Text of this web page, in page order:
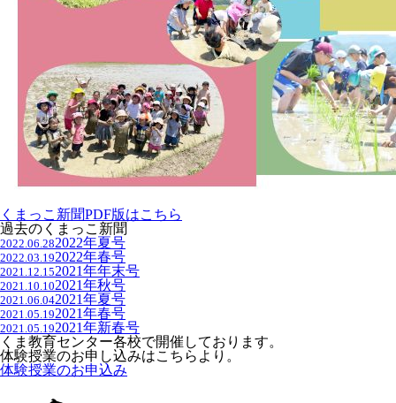
くまっこ新聞PDF版はこちら
過去のくまっこ新聞
2022.06.282022年夏号
2022.03.192022年春号
2021.12.152021年年末号
2021.10.102021年秋号
2021.06.042021年夏号
2021.05.192021年春号
2021.05.192021年新春号
くま教育センター各校で開催しております。
体験授業のお申し込みはこちらより。
体験授業のお申込み